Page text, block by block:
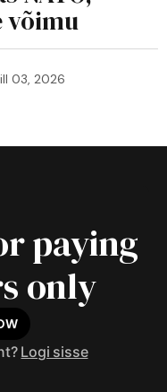
võimu
03, 2026
paying
only
Logi sisse